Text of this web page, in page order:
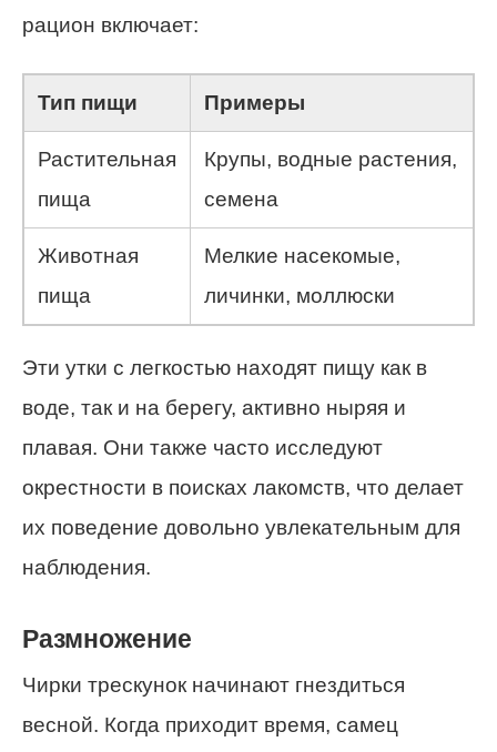
рацион включает:
Тип пищи Примеры
Растительная
пища
Крупы, водные растения,
семена
Животная
пища
Мелкие насекомые,
личинки, моллюски
Эти утки с легкостью находят пищу как в
воде, так и на берегу, активно ныряя и
плавая. Они также часто исследуют
окрестности в поисках лакомств, что делает
их поведение довольно увлекательным для
наблюдения.
Размножение
Чирки трескунок начинают гнездиться
весной. Когда приходит время, самец